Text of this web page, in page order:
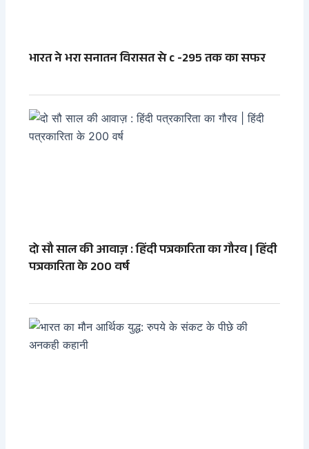
भारत ने भरा सनातन विरासत से c -295 तक का सफर
दो सौ साल की आवाज़ : हिंदी पत्रकारिता का गौरव | हिंदी
पत्रकारिता के 200 वर्ष